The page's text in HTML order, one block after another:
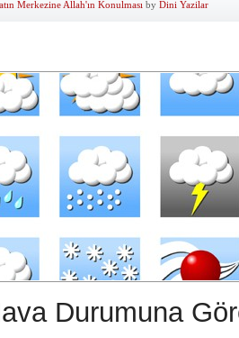
Merkezine Allah'ın Konulması by Dini Yazilar
Durumuna